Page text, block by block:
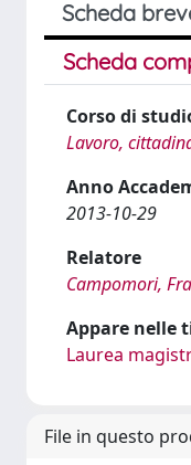
Scheda
Scheda
Corso di
Lavoro,
Anno
2013-10-29
Relatore
Campomori,
Appare nelle
Laurea
File in questo